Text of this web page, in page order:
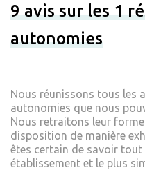
9 avis sur les 1
autonomies
Nous réunissons tous les
autonomies que nous
Nous retraitons leur
disposition de manière
êtes certain de savoir
établissement et le plus